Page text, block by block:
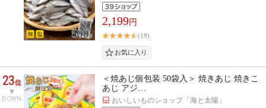
2,199円
(19)
23位
DOWN
＜焼あじ個包装 50袋入＞ 焼きあじ 焼きこ
あじ アジ…
おいしいものショップ「海と太陽」